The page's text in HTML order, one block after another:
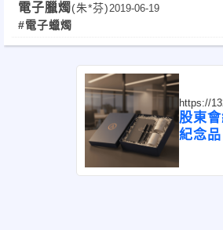
電子臘燭(朱*芬) 2019-06-19
#電子蠟燭
https://
股東
紀念品